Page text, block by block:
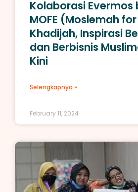
Kolaborasi Evermos
MOFE (Moslemah
Khadijah, Inspirasi
dan Berbisnis
Kini
Selengkapnya »
February 11, 2024